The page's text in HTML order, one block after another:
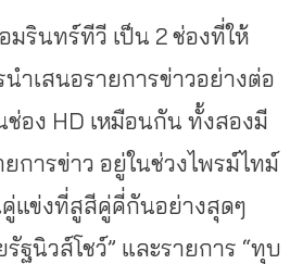
มรินทร์ทีวี เป็น 2 ช่องที่ให้
ำเสนอรายการข่าวอย่างต่อ
ช่อง HD เหมือนกัน ทั้งสองมี
การข่าว อยู่ในช่วงไพรม์ไทม์
แข่งที่สูสีคู่คี่กันอย่างสุดๆ
ฐนิวส์โชว์” และรายการ “ทุบ